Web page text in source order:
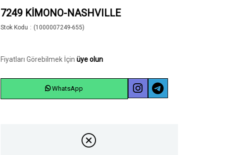
7249 KİMONO-NASHVILLE
Stok Kodu (1000007249-655)
Fiyatları Görebilmek İçin üye olun
WhatsApp